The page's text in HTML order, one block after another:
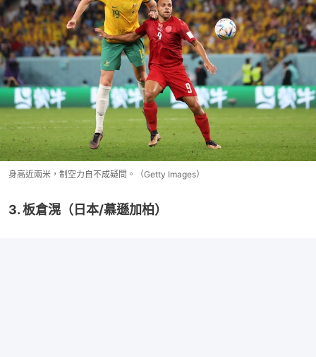
身高近兩米，制空力自不成疑問。（Getty Images）
3. 板倉滉（日本/慕遜加柏）